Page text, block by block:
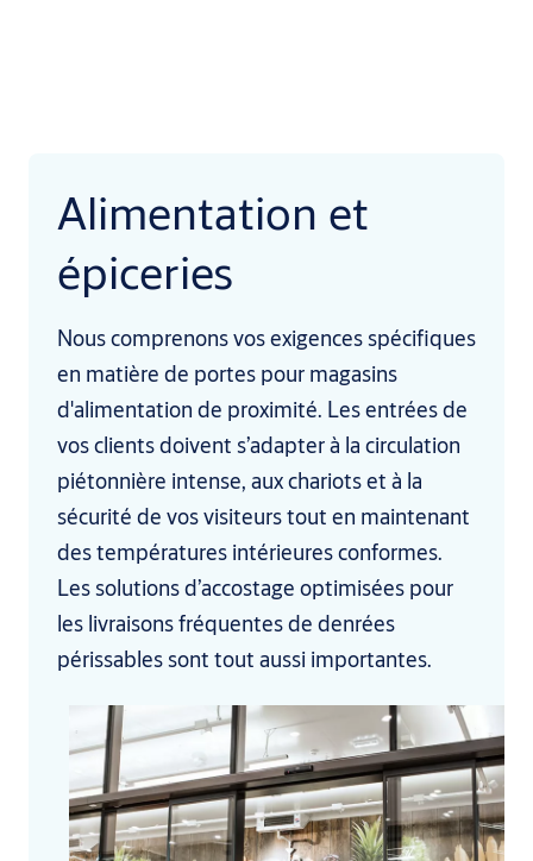
Alimentation et
épiceries
Nous comprenons vos exigences spécifiques
en matière de portes pour magasins
d'alimentation de proximité. Les entrées de
vos clients doivent s’adapter à la circulation
piétonnière intense, aux chariots et à la
sécurité de vos visiteurs tout en maintenant
des températures intérieures conformes.
Les solutions d’accostage optimisées pour
les livraisons fréquentes de denrées
périssables sont tout aussi importantes.